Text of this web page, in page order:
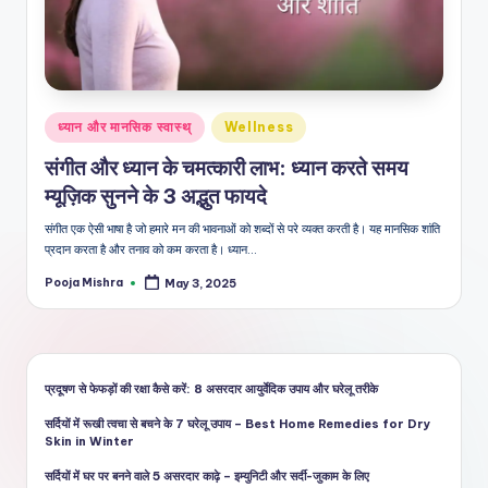
ली
का
भरो
सेमं
द
स्रो
त
Posted
in
ध्यान और मानसिक स्वास्थ् Wellness
संगीत और ध्यान के चमत्कारी लाभ: ध्यान करते समय
म्यूज़िक सुनने के 3 अद्भुत फायदे
संगीत एक ऐसी भाषा है जो हमारे मन की भावनाओं को शब्दों से परे व्यक्त करती है। यह मानसिक शांति
प्रदान करता है और तनाव को कम करता है। ध्यान…
Posted
Pooja Mishra May 3, 2025
प्रदूषण से फेफड़ों की रक्षा कैसे करें: 8 असरदार आयुर्वेदिक उपाय और घरेलू तरीके
सर्दियों में रूखी त्वचा से बचने के 7 घरेलू उपाय – Best Home Remedies for Dry
Skin in Winter
सर्दियों में घर पर बनने वाले 5 असरदार काढ़े – इम्युनिटी और सर्दी-जुकाम के लिए